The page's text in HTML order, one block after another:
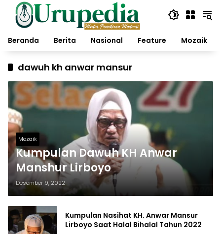
Langsung
konten
Beranda
Berita Nasional Feature Mozaik
dawuh kh anwar mansur
Mozaik
Kumpulan Dawuh KH Anwar
Manshur Lirboyo
Desember 9, 2022
Kumpulan Nasihat KH. Anwar Mansur
Lirboyo Saat Halal Bihalal Tahun 2022